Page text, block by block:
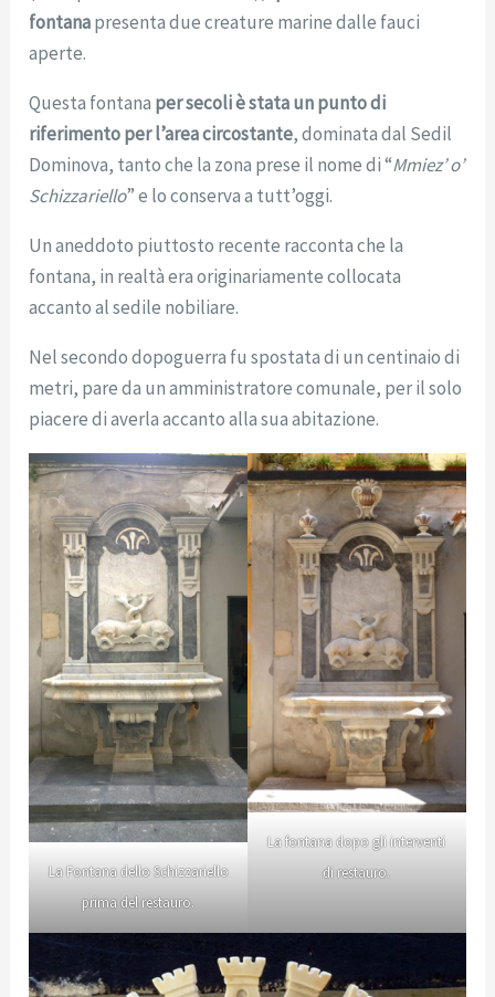
fontanapresenta due creature marine dalle fauci
aperte.
Questa fontana per secoli è stata un punto di
riferimento per l’area circostante, dominata dal Sedil
Dominova, tanto che la zona prese il nome di “Mmiez’ o’
Schizzariello” e lo conserva a tutt’oggi.
Un aneddoto piuttosto recente racconta che la
fontana, in realtà era originariamente collocata
accanto al sedile nobiliare.
Nel secondo dopoguerra fu spostata di un centinaio di
metri, pare da un amministratore comunale, per il solo
piacere di averla accanto alla sua abitazione.
La Fontana dello Schizzariello
prima del restauro.
La fontana dopo gli interventi
di restauro.